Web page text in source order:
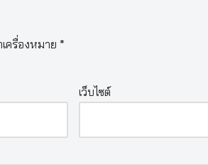
ครื่องหมาย *
เว็บไซต์